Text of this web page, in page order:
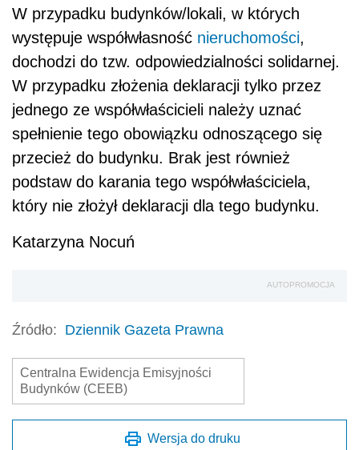
W przypadku budynków/lokali, w których
występuje współwłasność nieruchomości,
dochodzi do tzw. odpowiedzialności solidarnej.
W przypadku złożenia deklaracji tylko przez
jednego ze współwłaścicieli należy uznać
spełnienie tego obowiązku odnoszącego się
przecież do budynku. Brak jest również
podstaw do karania tego współwłaściciela,
który nie złożył deklaracji dla tego budynku.
Katarzyna Nocuń
AUTOPROMOCJA
Źródło: Dziennik Gazeta Prawna
Centralna Ewidencja Emisyjności
Budynków (CEEB)
Wersja do druku